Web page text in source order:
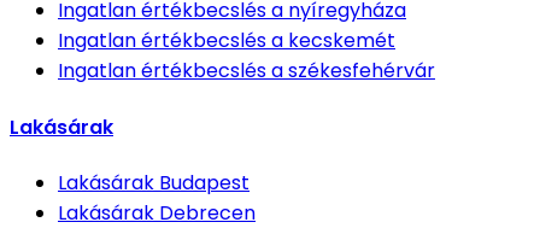
Ingatlan értékbecslésa nyíregyháza
Ingatlan értékbecslésa kecskemét
Ingatlan értékbecslésa székesfehérvár
Lakásárak
Lakásárak Budapest
Lakásárak Debrecen